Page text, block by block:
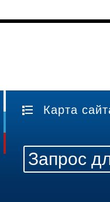
Карта